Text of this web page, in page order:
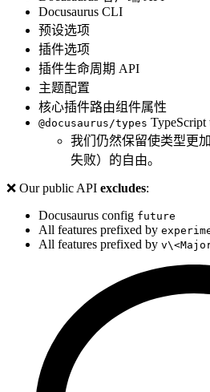
Docusaurus CLI
预设选项
插件选项
插件生命周期 API
主题配置
核心插件路由组件属性
@docusaurus/types TypeScript
我们仍然保留使类型更
失败）的自由。
❌ Our public API excludes:
Docusaurus config future
All features prefixed by
All features prefixed by